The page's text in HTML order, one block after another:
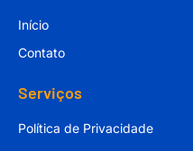
Início
Contato
Serviços
Política de Privacidade